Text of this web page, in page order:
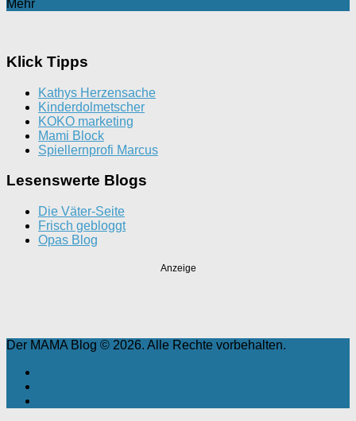
Mehr
Klick Tipps
Kathys Herzensache
Kinderdolmetscher
KOKO marketing
Mami Block
Spiellernprofi Marcus
Lesenswerte Blogs
Die Väter-Seite
Frisch gebloggt
Opas Blog
Anzeige
Der MAMA Blog © 2026. Alle Rechte vorbehalten.